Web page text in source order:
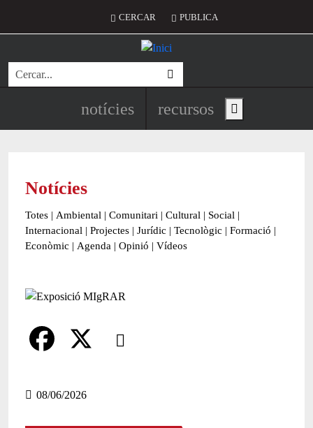
Menú del compte d'usuari
CERCAR PUBLICA
Cerca
Navegació principal de
notícies recursos Show main menu
Notícies
Totes | Ambiental | Comunitari | Cultural | Social |
Internacional | Projectes | Jurídic | Tecnològic | Formació |
Econòmic | Agenda | Opinió | Vídeos
Comparteix
a 08/06/2026